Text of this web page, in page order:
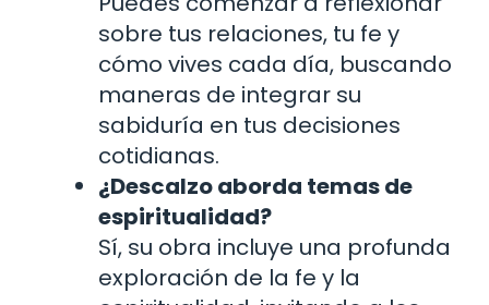
sobre tus relaciones, tu fe y
cómo vives cada día, buscando
maneras de integrar su
sabiduría en tus decisiones
cotidianas.
¿Descalzo aborda temas de
espiritualidad?
Sí, su obra incluye una profunda
exploración de la fe y la